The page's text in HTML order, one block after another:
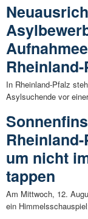
In Rheinland-Pfalz
Asylsuchende vor
um nicht
tappen
Am Mittwoch, 12.
ein